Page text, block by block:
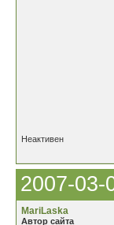
Неактивен
2007-03-
MariLaska
Автор сайта